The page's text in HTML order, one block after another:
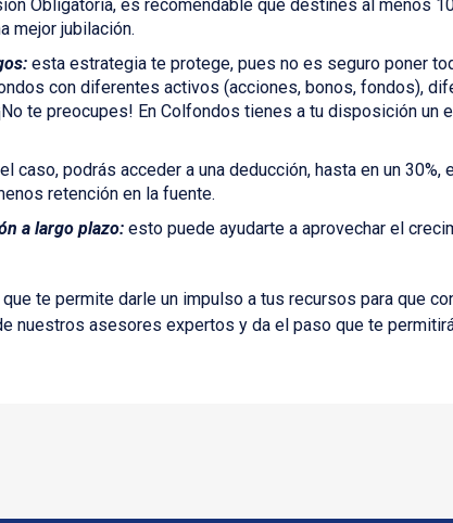
Obligatoria, es recomendable que destines al menos
mejor jubilación.
esta estrategia te protege, pues no es seguro poner
con diferentes activos (acciones, bonos, fondos),
te preocupes! En Colfondos tienes a tu disposición un
caso, podrás acceder a una deducción, hasta en un 30%,
retención en la fuente.
a largo plazo:esto puede ayudarte a aprovechar el
te permite darle un impulso a tus recursos para que
nuestros asesores expertos y da el paso que te